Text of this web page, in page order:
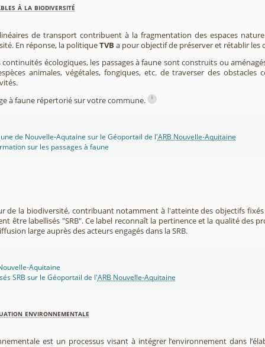
à la biodiversité
de transport contribuent à la fragmentation des espaces
En réponse, la politiqueTVB a pour objectif de préserver et rétablir les
écologiques, les passages à faune sont construits ou
animales, végétales, fongiques, etc. de traverser des
à faune répertorié sur votre commune.
i
de Nouvelle-Aqutaine sur le Géoportail de l'ARB Nouvelle-Aquitaine
sur les passages à faune
de la biodiversité, contribuant notamment à l'atteinte des objectifs fixés
être labellisés "SRB". Ce label reconnaît la pertinence et la qualité des
large auprès des acteurs engagés dans la SRB.
Aquitaine
SRB sur le Géoportail de l'ARB Nouvelle-Aquitaine
environnementale
est un processus visant à intégrer l’environnement dans